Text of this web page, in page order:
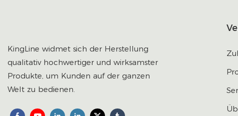
KingLine widmet sich der Herstellung
qualitativ hochwertiger und wirksamster
Produkte, um Kunden auf der ganzen
Welt zu bedienen.